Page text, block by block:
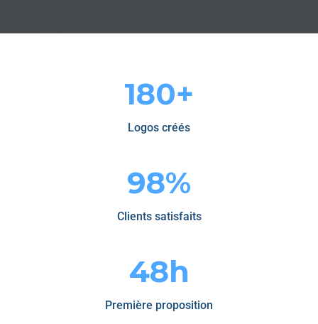
180+
Logos créés
98%
Clients satisfaits
48h
Première proposition